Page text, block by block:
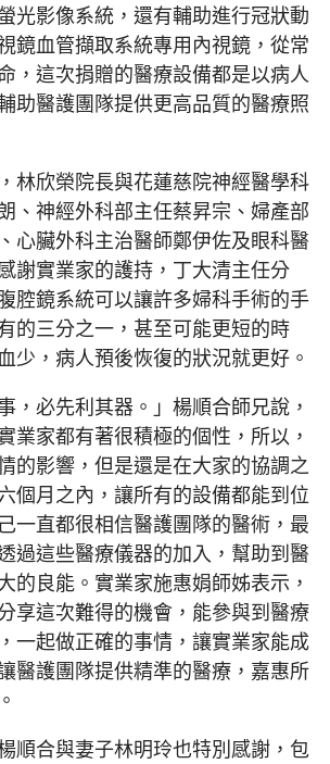
光影像系統，還有輔助進行冠狀動
鏡血管擷取系統專用內視鏡，從常
，這次捐贈的醫療設備都是以病人
助醫護團隊提供更高品質的醫療照
欣榮院長與花蓮慈院神經醫學科
、神經外科部主任蔡昇宗、婦產部
心臟外科主治醫師鄭伊佐及眼科醫
謝實業家的護持，丁大清主任分
腔鏡系統可以讓許多婦科手術的手
的三分之一，甚至可能更短的時
少，病人預後恢復的狀況就更好。
必先利其器。」楊順合師兄說，
業家都有著很積極的個性，所以，
的影響，但是還是在大家的協調之
個月之內，讓所有的設備都能到位
一直都很相信醫護團隊的醫術，最
過這些醫療儀器的加入，幫助到醫
的良能。實業家施惠娟師姊表示，
享這次難得的機會，能參與到醫療
一起做正確的事情，讓實業家能成
醫護團隊提供精準的醫療，嘉惠所
合與妻子林明玲也特別感謝，包